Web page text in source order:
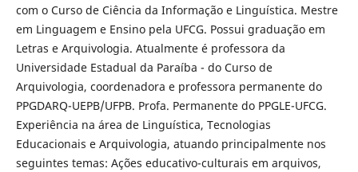
com o Curso de Ciência da Informação e Linguística. Mestre
em Linguagem e Ensino pela UFCG. Possui graduação em
Letras e Arquivologia. Atualmente é professora da
Universidade Estadual da Paraíba - do Curso de
Arquivologia, coordenadora e professora permanente do
PPGDARQ-UEPB/UFPB. Profa. Permanente do PPGLE-UFCG.
Experiência na área de Linguística, Tecnologias
Educacionais e Arquivologia, atuando principalmente nos
seguintes temas: Ações educativo-culturais em arquivos,